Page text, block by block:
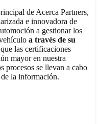
de Acerca Partners,
e innovadora de
a gestionar los
a través de su
las certificaciones
mayor en nuestra
procesos se llevan a cabo
la información.